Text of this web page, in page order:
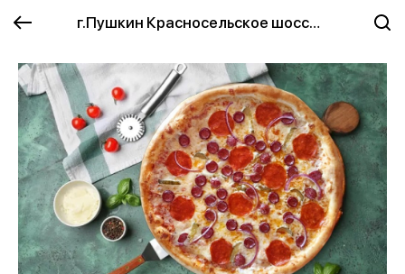
г.Пушкин Красносельское шоссе 2